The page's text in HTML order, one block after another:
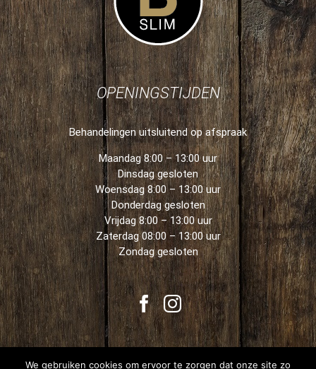
OPENINGSTIJDEN
Behandelingen uitsluitend op afspraak
Maandag 8:00 – 13:00 uur
Dinsdag gesloten
Woensdag 8:00 – 13:00 uur
Donderdag gesloten
Vrijdag 8:00 – 13:00 uur
Zaterdag 08:00 – 13:00 uur
Zondag gesloten
We gebruiken cookies om ervoor te zorgen dat onze site zo